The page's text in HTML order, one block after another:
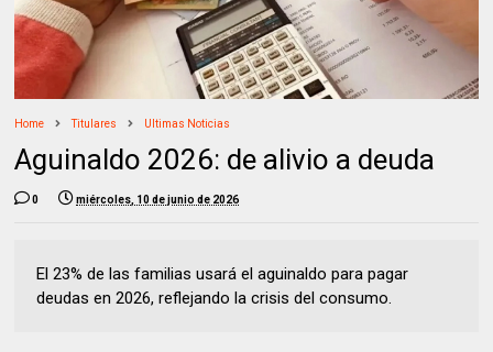
Home Titulares Ultimas Noticias
Aguinaldo 2026: de alivio a deuda
0 miércoles, 10 de junio de 2026
El 23% de las familias usará el aguinaldo para pagar
deudas en 2026, reflejando la crisis del consumo.